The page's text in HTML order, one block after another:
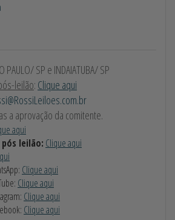
PAULO/ SP e INDAIATUBA/ SP
leilão: Clique aqui
a aprovação da comitente.
aqui
leilão: Clique aqui
Clique aqui
Clique aqui
Clique aqui
Clique aqui